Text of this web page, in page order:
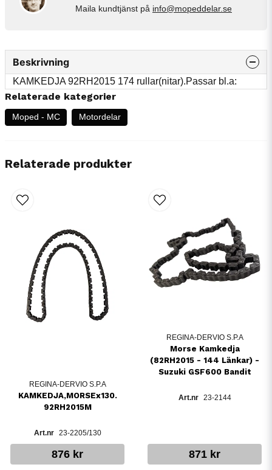
Maila kundtjänst på info@mopeddelar.se
Beskrivning
KAMKEDJA 92RH2015 174 rullar(nitar).Passar bl.a:
Relaterade kategorier
Moped - MC Motordelar
Relaterade produkter
REGINA-DERVIO S.P.A
KAMKEDJA,MORSEx130.
92RH2015M
23-2205/130
876 kr
REGINA-DERVIO S.P.A
Morse Kamkedja
(82RH2015 - 144 Länkar) -
Suzuki GSF600 Bandit
23-2144
871 kr